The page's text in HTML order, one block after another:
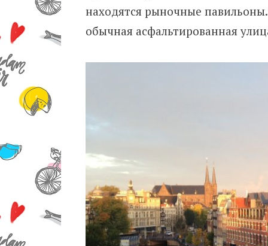
находятся рыночные
обычная асфальтированная